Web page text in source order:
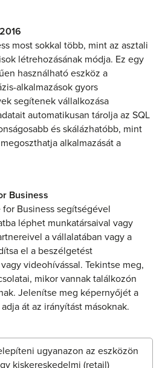
most sokkal több, mint az asztali
létrehozásának módja. Ez egy
használható eszköz a
alkalmazások gyors
segítenek vállalkozása
automatikusan tárolja az SQL
és skálázhatóbb, mint
alkalmazását a
Business
for Business segítségével
léphet munkatársaival vagy
a vállalatában vagy a
el a beszélgetést
videohívással. Tekintse meg,
mikor vannak találkozón
Jelenítse meg képernyőjét a
át az irányítást másoknak.
ugyanazon az eszközön
kiskereskedelmi (retail)